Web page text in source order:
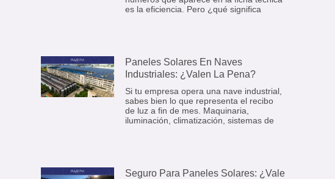
es la eficiencia. Pero ¿qué significa
Paneles Solares En Naves
Industriales: ¿Valen La Pena?
Si tu empresa opera una nave industrial,
sabes bien lo que representa el recibo
de luz a fin de mes. Maquinaria,
iluminación, climatización, sistemas de
Seguro Para Paneles Solares: ¿Vale